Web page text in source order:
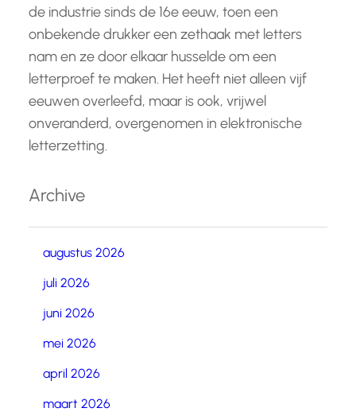
de industrie sinds de 16e eeuw, toen een
onbekende drukker een zethaak met letters
nam en ze door elkaar husselde om een
letterproef te maken. Het heeft niet alleen vijf
eeuwen overleefd, maar is ook, vrijwel
onveranderd, overgenomen in elektronische
letterzetting.
Archive
augustus 2026
juli 2026
juni 2026
mei 2026
april 2026
maart 2026